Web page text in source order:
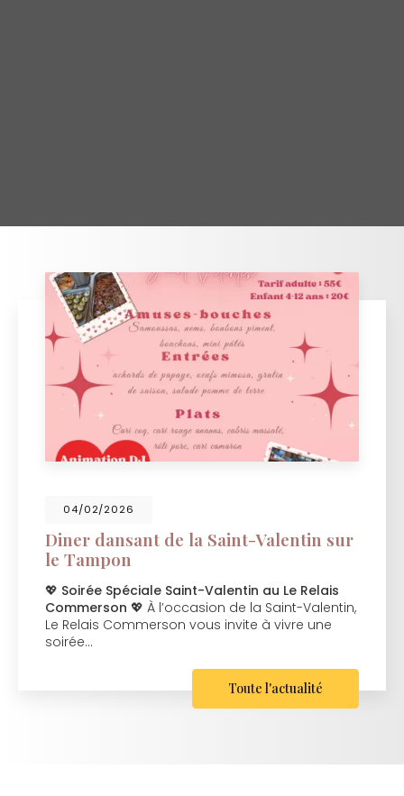
04/02/2026
Diner dansant de la Saint-Valentin sur
le Tampon
💖 Soirée Spéciale Saint-Valentin au Le Relais
Commerson 💖 À l’occasion de la Saint-Valentin,
Le Relais Commerson vous invite à vivre une
soirée…
Toute l'actualité